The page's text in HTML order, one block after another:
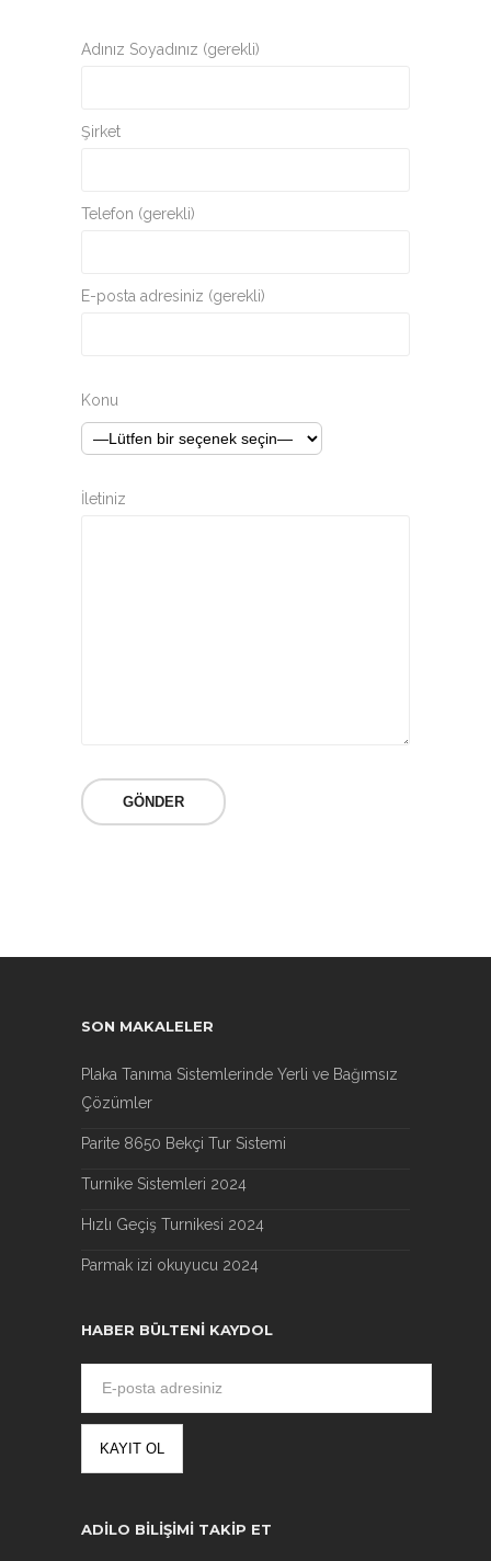
Adınız Soyadınız (gerekli)
Şirket
Telefon (gerekli)
E-posta adresiniz (gerekli)
Konu
İletiniz
SON MAKALELER
Plaka Tanıma Sistemlerinde Yerli ve Bağımsız
Çözümler
Parite 8650 Bekçi Tur Sistemi
Turnike Sistemleri 2024
Hızlı Geçiş Turnikesi 2024
Parmak izi okuyucu 2024
HABER BÜLTENI KAYDOL
ADILO BILIŞIMI TAKIP ET